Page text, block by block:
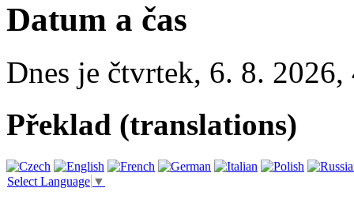
Datum a čas
Dnes je čtvrtek, 6. 8. 2026,
Překlad (translations)
Select Language ▼